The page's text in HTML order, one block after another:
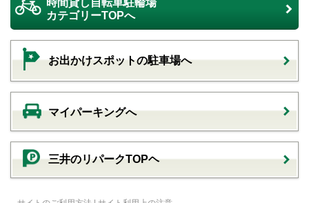
カテゴリーTOPへ
お出かけスポットの駐車場へ
マイパーキングへ
三井のリパークTOPヘ